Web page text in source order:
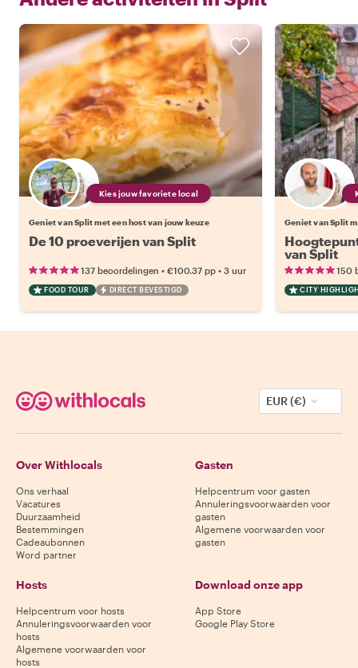
Kies jouw favoriete local
Geniet van Split met een host van jouw keuze
De 10 proeverijen van Split
137 beoordelingen • €100.37 pp • 3 uur
FOOD TOUR DIRECT BEVESTIGD
Geniet van Split
van Split
150
CITY
EUR (€)
Over Withlocals
Ons verhaal
Vacatures
Duurzaamheid
Bestemmingen
Cadeaubonnen
Word partner
Gasten
Helpcentrum voor gasten
Annuleringsvoorwaarden voor
gasten
Algemene voorwaarden voor
gasten
Hosts
Helpcentrum voor hosts
Annuleringsvoorwaarden voor
hosts
Algemene voorwaarden voor
hosts
Download onze app
App Store
Google Play Store